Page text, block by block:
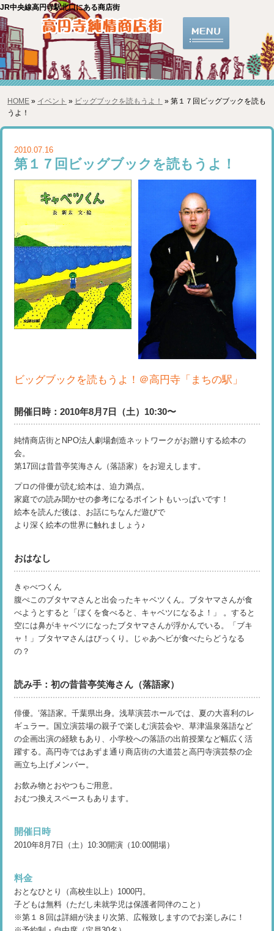
JR中央線高円寺駅北口にある商店街
HOME » イベント » ビッグブックを読もうよ！ » 第１７回ビッグブックを読も
うよ！
2010.07.16
第１７回ビッグブックを読もうよ！
ビッグブックを読もうよ！＠高円寺「まちの駅」
開催日時：2010年8月7日（土）10:30〜
純情商店街とNPO法人劇場創造ネットワークがお贈りする絵本の
会。
第17回は昔昔亭笑海さん（落語家）をお迎えします。
プロの俳優が読む絵本は、迫力満点。
家庭での読み聞かせの参考になるポイントもいっぱいです！
絵本を読んだ後は、お話にちなんだ遊びで
より深く絵本の世界に触れましょう♪
おはなし
きゃべつくん
腹ぺこのブタヤマさんと出会ったキャベツくん。ブタヤマさんが食
べようとすると「ぼくを食べると、キャベツになるよ！」 。すると
空には鼻がキャベツになったブタヤマさんが浮かんでいる。「ブキ
ャ！」ブタヤマさんはびっくり。じゃあヘビが食べたらどうなる
の？
読み手：初の昔昔亭笑海さん（落語家）
俳優。‘落語家。千葉県出身。浅草演芸ホールでは、夏の大喜利のレ
ギュラー。国立演芸場の親子で楽しむ演芸会や、草津温泉落語など
の企画出演の経験もあり、小学校への落語の出前授業など幅広く活
躍する。高円寺ではあずま通り商店街の大道芸と高円寺演芸祭の企
画立ち上げメンバー。
お飲み物とおやつもご用意。
おむつ換えスペースもあります。
開催日時
2010年8月7日（土）10:30開演（10:00開場）
料金
おとなひとり（高校生以上）1000円。
子どもは無料（ただし未就学児は保護者同伴のこと）
※第１８回は詳細が決まり次第、広報致しますのでお楽しみに！